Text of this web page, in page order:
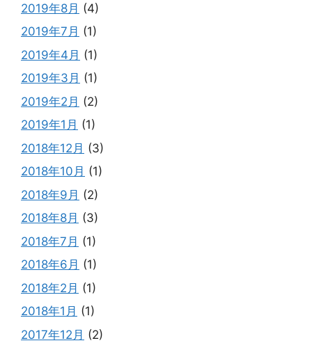
2019年8月 (4)
2019年7月 (1)
2019年4月 (1)
2019年3月 (1)
2019年2月 (2)
2019年1月 (1)
2018年12月 (3)
2018年10月 (1)
2018年9月 (2)
2018年8月 (3)
2018年7月 (1)
2018年6月 (1)
2018年2月 (1)
2018年1月 (1)
2017年12月 (2)